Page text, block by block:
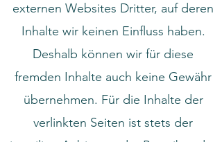
externen Websites Dritter, auf deren
Inhalte wir keinen Einfluss haben.
Deshalb können wir für diese
fremden Inhalte auch keine Gewähr
übernehmen. Für die Inhalte der
verlinkten Seiten ist stets der